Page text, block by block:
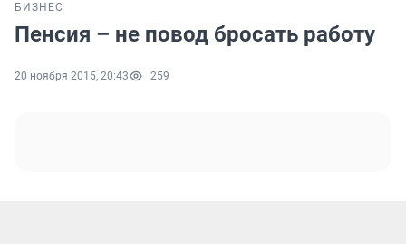
БИЗНЕС
Пенсия – не повод бросать работу
20 ноября 2015, 20:43 259